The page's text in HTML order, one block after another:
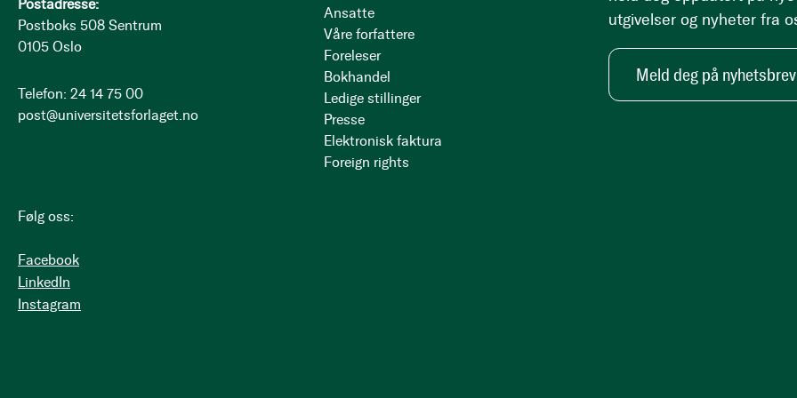
Postadresse:
Postboks 508 Sentrum
0105 Oslo
Telefon: 24 14 75 00
post@universitetsforlaget.no
Følg oss:
Facebook
LinkedIn
Instagram
Ansatte
Våre forfattere
Foreleser
Bokhandel
Ledige stillinger
Presse
Elektronisk faktura
Foreign rights
utgivelser og nyheter fra
Meld deg på nyhetsbrev